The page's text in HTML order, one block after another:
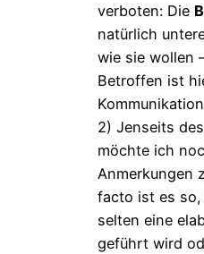
verboten: Die
natürlich
wie sie wollen
Betroffen ist
2) Jenseits
möchte ich
Anmerkungen
facto ist es so,
selten eine
geführt wird